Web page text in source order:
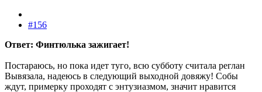
#156
Ответ: Финтюлька зажигает!
Постараюсь, но пока идет туго, всю субботу считала реглан
Вывязала, надеюсь в следующий выходной довяжу! Собы
ждут, примерку проходят с энтузиазмом, значит нравится